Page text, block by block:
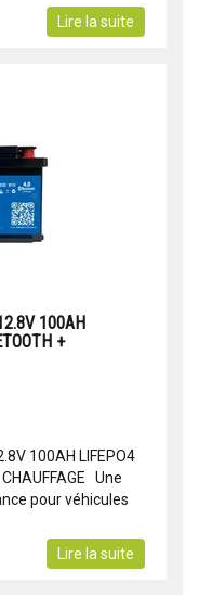
Lire la suite
100AH
+
100AH LIFEPO4
Une
pour véhicules
Lire la suite